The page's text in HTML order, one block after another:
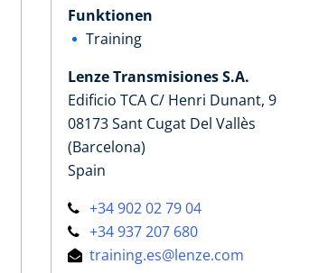
Funktionen
Training
Lenze Transmisiones S.A.
Edificio TCA C/ Henri Dunant, 9
08173 Sant Cugat Del Vallès
(Barcelona)
Spain
+34 902 02 79 04
+34 937 207 680
training.es@lenze.com